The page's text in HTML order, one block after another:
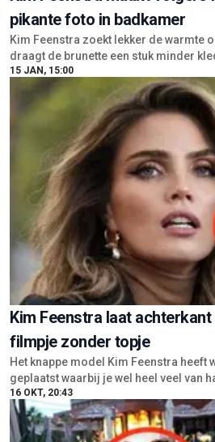
pikante foto in badkamer
Kim Feenstra zoekt lekker de warmte
draagt de brunette een stuk minder
15 JAN, 15:00
Kim Feenstra laat
filmpje zonder topje
Het knappe model Kim Feenstra heeft
geplaatst waarbij je wel heel veel van
16 OKT, 20:43